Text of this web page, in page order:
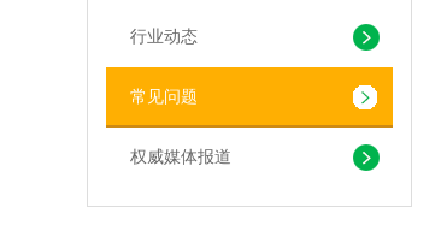
行业动态
常见问题
权威媒体报道